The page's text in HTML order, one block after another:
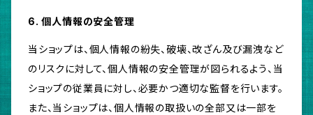
6. 個人情報の安全管理
当ショップは、個人情報の紛失、破壊、改ざん及び漏洩など
のリスクに対して、個人情報の安全管理が図られるよう、当
ショップの従業員に対し、必要かつ適切な監督を行います。
また、当ショップは、個人情報の取扱いの全部又は一部を